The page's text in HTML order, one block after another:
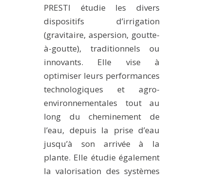
PRESTI étudie les divers
dispositifs d’irrigation
(gravitaire, aspersion, goutte-
à-goutte), traditionnels ou
innovants. Elle vise à
optimiser leurs performances
technologiques et agro-
environnementales tout au
long du cheminement de
l’eau, depuis la prise d’eau
jusqu’à son arrivée à la
plante. Elle étudie également
la valorisation des systèmes